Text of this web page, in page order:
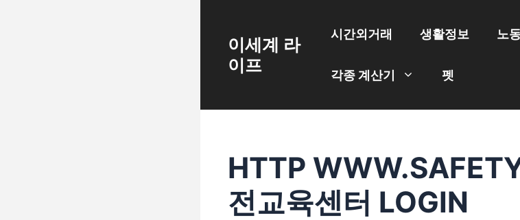
content이세계 라
이프
시간외거래 생활정보 노
각종 계산기 펫
HTTP
전교육센터 LOGIN